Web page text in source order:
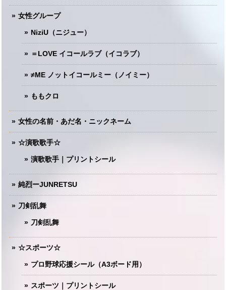
女性グループ
NiziU（ニジュー）
＝LOVE イコールラブ（イコラブ）
≠ME ノットイコールミー（ノイミー）
ももクロ
女性の名前・あだ名・ニックネーム
☆演歌歌手☆
演歌歌手｜プリントシール
純烈ーJUNRETSU
刀剣乱舞
刀剣乱舞
☆スポーツ☆
プロ野球応援シール（A3ボード用）
スポーツ｜プリントシール